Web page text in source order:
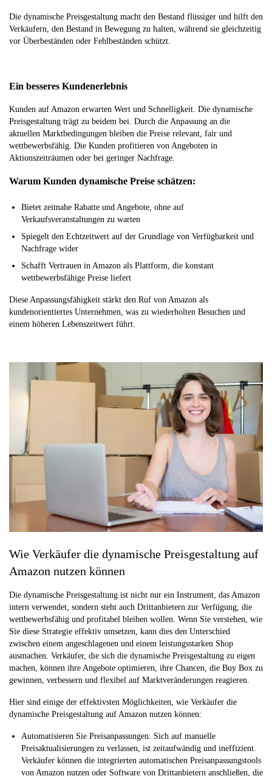
Die dynamische Preisgestaltung macht den Bestand flüssiger und hilft den
Verkäufern, den Bestand in Bewegung zu halten, während sie gleichzeitig
vor Überbeständen oder Fehlbeständen schützt.
Ein besseres Kundenerlebnis
Kunden auf Amazon erwarten Wert und Schnelligkeit. Die dynamische
Preisgestaltung trägt zu beidem bei. Durch die Anpassung an die
aktuellen Marktbedingungen bleiben die Preise relevant, fair und
wettbewerbsfähig. Die Kunden profitieren von Angeboten in
Aktionszeiträumen oder bei geringer Nachfrage.
Warum Kunden dynamische Preise schätzen:
Bietet zeitnahe Rabatte und Angebote, ohne auf
Verkaufsveranstaltungen zu warten
Spiegelt den Echtzeitwert auf der Grundlage von Verfügbarkeit und
Nachfrage wider
Schafft Vertrauen in Amazon als Plattform, die konstant
wettbewerbsfähige Preise liefert
Diese Anpassungsfähigkeit stärkt den Ruf von Amazon als
kundenorientiertes Unternehmen, was zu wiederholten Besuchen und
einem höheren Lebenszeitwert führt.
Wie Verkäufer die dynamische Preisgestaltung auf
Amazon nutzen können
Die dynamische Preisgestaltung ist nicht nur ein Instrument, das Amazon
intern verwendet, sondern steht auch Drittanbietern zur Verfügung, die
wettbewerbsfähig und profitabel bleiben wollen. Wenn Sie verstehen, wie
Sie diese Strategie effektiv umsetzen, kann dies den Unterschied
zwischen einem angeschlagenen und einem leistungsstarken Shop
ausmachen. Verkäufer, die sich die dynamische Preisgestaltung zu eigen
machen, können ihre Angebote optimieren, ihre Chancen, die Buy Box zu
gewinnen, verbessern und flexibel auf Marktveränderungen reagieren.
Hier sind einige der effektivsten Möglichkeiten, wie Verkäufer die
dynamische Preisgestaltung auf Amazon nutzen können:
Automatisieren Sie Preisanpassungen: Sich auf manuelle
Preisaktualisierungen zu verlassen, ist zeitaufwändig und ineffizient.
Verkäufer können die integrierten automatischen Preisanpassungstools
von Amazon nutzen oder Software von Drittanbietern anschließen, die